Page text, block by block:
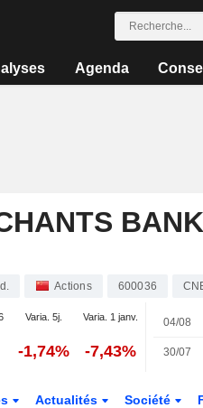
Agenda
Actions 600036
Varia. 5j. Varia. 1 janv.
-1,74% -7,43%
04/08
30/07
Actualités Société